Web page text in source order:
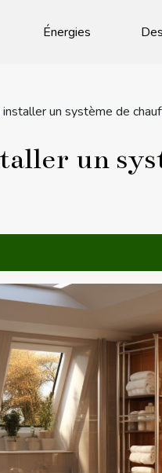
Énergies
installer un système de
un